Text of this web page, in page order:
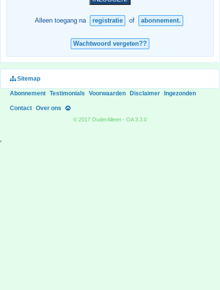
Alleen toegang na registratie of abonnement.
Wachtwoord vergeten??
Sitemap
Abonnement Testimonials Voorwaarden Disclaimer Ingezonden
Contact Over ons
© 2017 OuderAlleen - OA 3.3.0